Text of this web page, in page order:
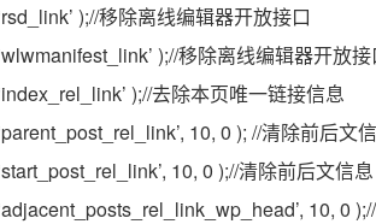
);//移除离线编辑器开放接口
);//移除离线编辑器开放接
);//去除本页唯一链接信息
10, 0 ); //清除前后文
10, 0 );//清除前后文信息
10, 0